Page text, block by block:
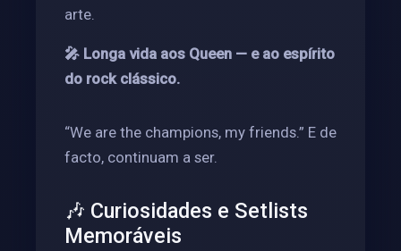
arte.
🎤 Longa vida aos Queen — e ao espírito
do rock clássico.
“We are the champions, my friends.” E de
facto, continuam a ser.
🎶 Curiosidades e Setlists
Memoráveis